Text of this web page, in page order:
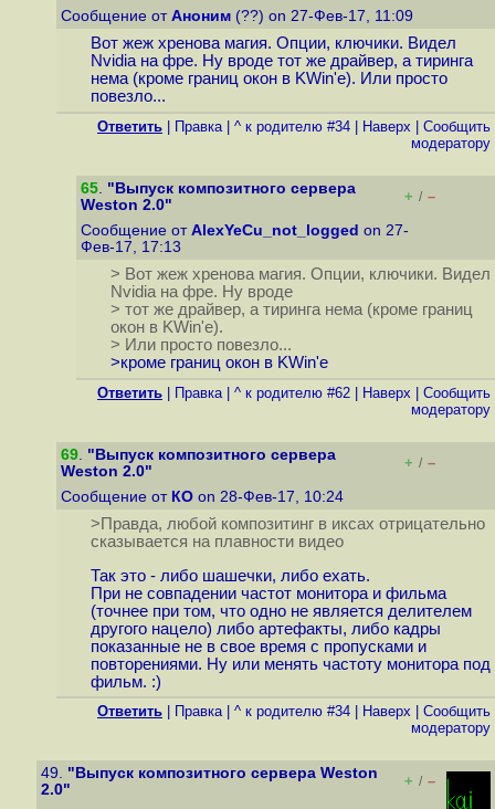
Сообщение от Аноним (??) on 27-Фев-17, 11:09
Вот жеж хренова магия. Опции, ключики. Видел
Nvidia на фре. Ну вроде тот же драйвер, а тиринга
нема (кроме границ окон в KWin'е). Или просто
повезло...
Ответить Правка| ^ к родителю #34 Наверх
Cообщить
модератору
65. "Выпуск композитного сервера
Weston 2.0"
+ / –
Сообщение от AlexYeCu_not_logged on 27-
Фев-17, 17:13
> Вот жеж хренова магия. Опции, ключики. Видел
Nvidia на фре. Ну вроде
> тот же драйвер, а тиринга нема (кроме границ
окон в KWin'е).
> Или просто повезло...
>кроме границ окон в KWin'е
Ответить Правка| ^ к родителю #62 Наверх
Cообщить
модератору
69. "Выпуск композитного сервера
Weston 2.0"
+ / –
Сообщение от КО on 28-Фев-17, 10:24
>Правда, любой композитинг в иксах отрицательно
сказывается на плавности видео
Так это - либо шашечки, либо ехать.
При не совпадении частот монитора и фильма
(точнее при том, что одно не является делителем
другого нацело) либо артефакты, либо кадры
показанные не в свое время с пропусками и
повторениями. Ну или менять частоту монитора под
фильм. :)
Ответить Правка| ^ к родителю #34 Наверх
Cообщить
модератору
49. "Выпуск композитного сервера Weston
2.0"
+ / –